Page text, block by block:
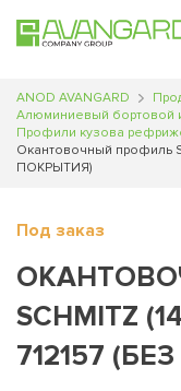
ANOD AVANGARD
Алюминиевый бортовой
Профили кузова
Окaнтoвoчный профиль
ПОКРЫТИЯ)
Под заказ
SCНMIТZ
712157